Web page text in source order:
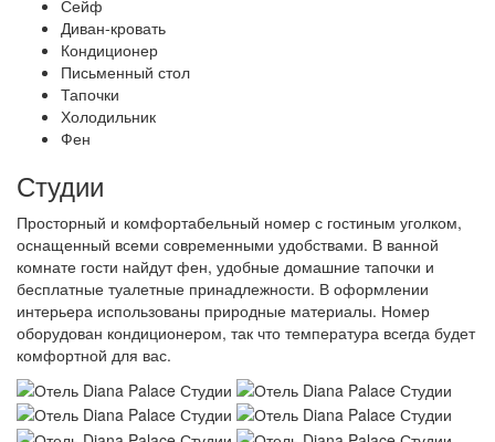
Сейф
Диван-кровать
Кондиционер
Письменный стол
Тапочки
Холодильник
Фен
Студии
Просторный и комфортабельный номер с гостиным уголком,
оснащенный всеми современными удобствами. В ванной
комнате гости найдут фен, удобные домашние тапочки и
бесплатные туалетные принадлежности. В оформлении
интерьера использованы природные материалы. Номер
оборудован кондиционером, так что температура всегда будет
комфортной для вас.